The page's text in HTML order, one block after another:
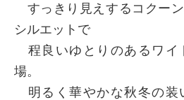
すっきり見えするコクー
シルエットで
程良いゆとりのあるワイ
場。
明るく華やかな秋冬の装